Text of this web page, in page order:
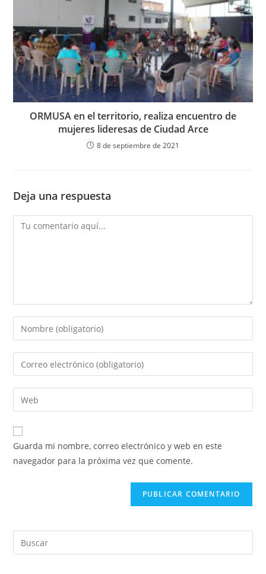
ORMUSA en el territorio, realiza encuentro de
mujeres lideresas de Ciudad Arce
8 de septiembre de 2021
Deja una respuesta
Guarda mi nombre, correo electrónico y web en este
navegador para la próxima vez que comente.